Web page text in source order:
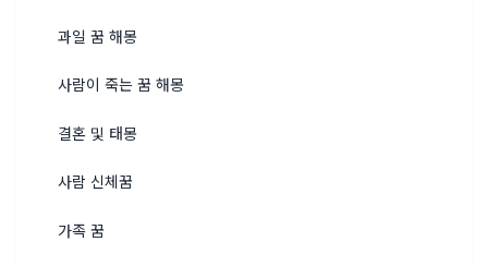
과일 꿈 해몽
사람이 죽는 꿈 해몽
결혼 및 태몽
사람 신체꿈
가족 꿈